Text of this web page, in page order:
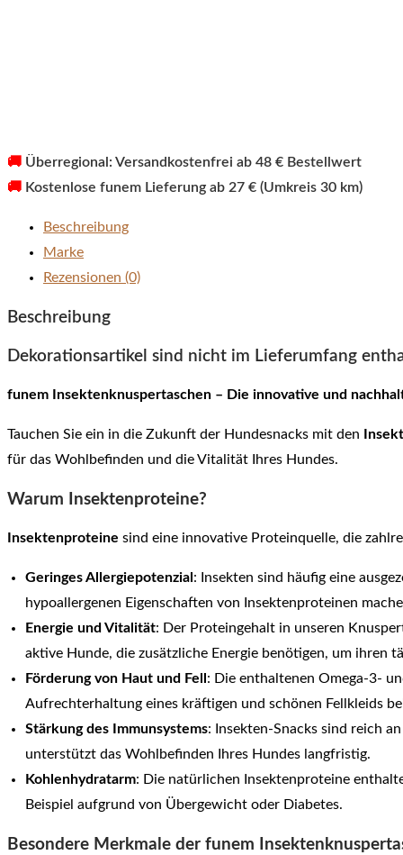
🚚 Überregional: Versandkostenfrei ab 48 € Bestellwert
🚚 Kostenlose funem Lieferung ab 27 € (Umkreis 30 km)
Beschreibung
Marke
Rezensionen (0)
Beschreibung
Dekorationsartikel sind nicht im Lieferumfang
funem Insektenknuspertaschen – Die innovative und
Tauchen Sie ein in die Zukunft der Hundesnacks mit den
für das Wohlbefinden und die Vitalität Ihres Hundes.
Warum Insektenproteine?
Insektenproteine sind eine innovative Proteinquelle, die
Geringes Allergiepotenzial : Insekten sind häufig eine
hypoallergenen Eigenschaften von Insektenproteinen
Energie und Vitalität: Der Proteingehalt in unseren
aktive Hunde, die zusätzliche Energie benötigen, um ihren
Förderung von Haut und Fell : Die enthaltenen Omega-3-
Aufrechterhaltung eines kräftigen und schönen Fellkleids
Stärkung des Immunsystems: Insekten-Snacks sind reich
unterstützt das Wohlbefinden Ihres Hundes langfristig.
Kohlenhydratarm: Die natürlichen Insektenproteine
Beispiel aufgrund von Übergewicht oder Diabetes.
Besondere Merkmale der funem